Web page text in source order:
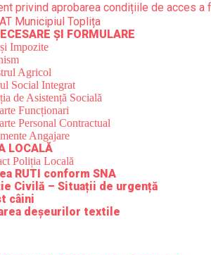
privind aprobarea condițiile de acces
Municipiul Toplița
ȘI FORMULARE
Impozite
Agricol
Social Integrat
de Asistență Socială
Funcționari
Personal Contractual
Angajare
LOCALĂ
Poliția Locală
RUTI conform SNA
Civilă – Situații de urgență
câini
deșeurilor textile